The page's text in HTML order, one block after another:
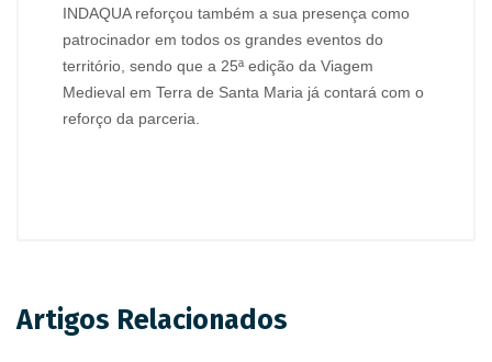
INDAQUA reforçou também a sua presença como
patrocinador em todos os grandes eventos do
território, sendo que a 25ª edição da Viagem
Medieval em Terra de Santa Maria já contará com o
reforço da parceria.
Artigos Relacionados